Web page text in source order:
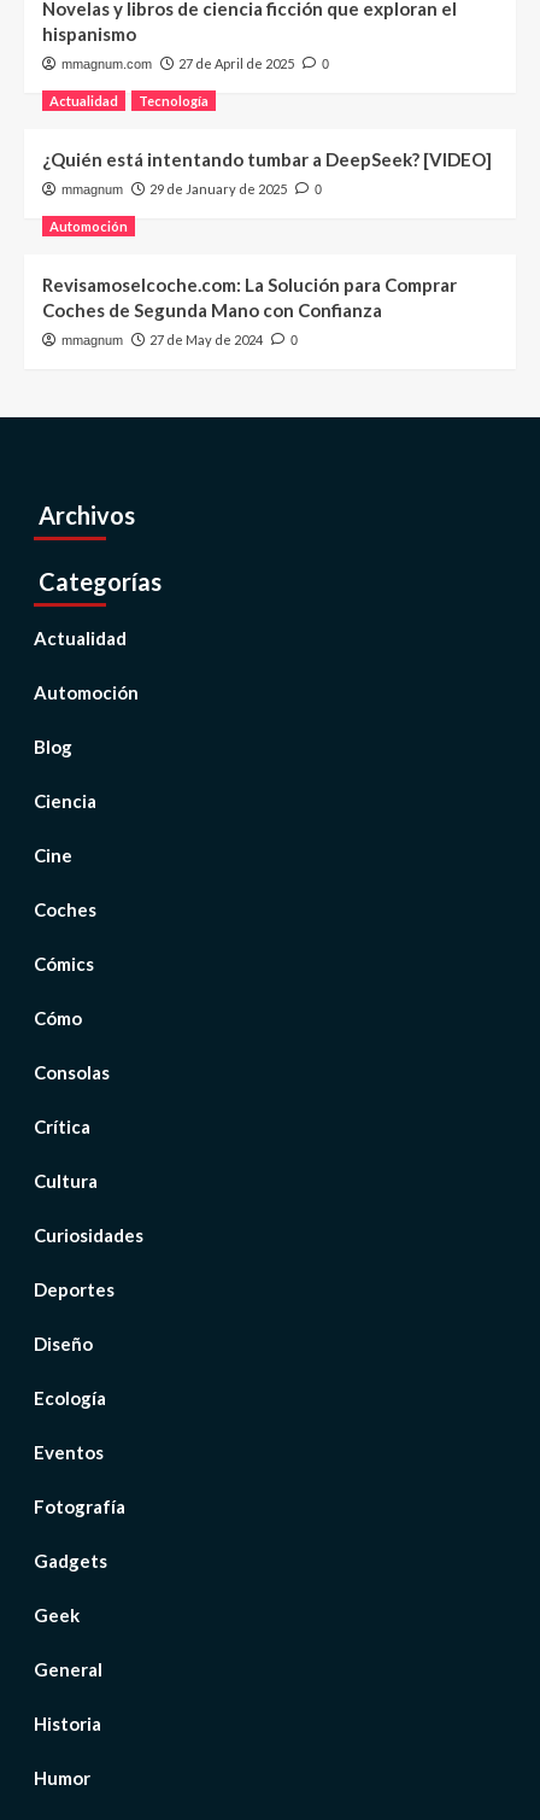
Novelas y libros de ciencia ficción que exploran el
hispanismo
mmagnum.com 27 de April de 2025 0
Actualidad Tecnología
¿Quién está intentando tumbar a DeepSeek? [VIDEO]
mmagnum 29 de January de 2025 0
Automoción
Revisamoselcoche.com: La Solución para Comprar
Coches de Segunda Mano con Confianza
mmagnum 27 de May de 2024 0
Archivos
Categorías
Actualidad
Automoción
Blog
Ciencia
Cine
Coches
Cómics
Cómo
Consolas
Crítica
Cultura
Curiosidades
Deportes
Diseño
Ecología
Eventos
Fotografía
Gadgets
Geek
General
Historia
Humor